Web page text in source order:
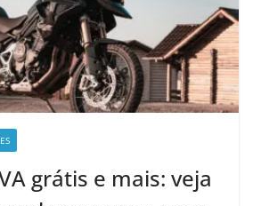
grátis e mais: veja